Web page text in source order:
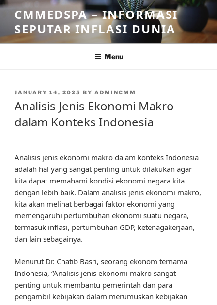
Skip
content
CMMEDSPA – INFORMASI
SEPUTAR INFLASI DUNIA
Menu
POSTED
JANUARY 14, 2025 BY ADMINCMM
Analisis Jenis Ekonomi Makro
dalam Konteks Indonesia
Analisis jenis ekonomi makro dalam konteks Indonesia
adalah hal yang sangat penting untuk dilakukan agar
kita dapat memahami kondisi ekonomi negara kita
dengan lebih baik. Dalam analisis jenis ekonomi makro,
kita akan melihat berbagai faktor ekonomi yang
memengaruhi pertumbuhan ekonomi suatu negara,
termasuk inflasi, pertumbuhan GDP, ketenagakerjaan,
dan lain sebagainya.
Menurut Dr. Chatib Basri, seorang ekonom ternama
Indonesia, “Analisis jenis ekonomi makro sangat
penting untuk membantu pemerintah dan para
pengambil kebijakan dalam merumuskan kebijakan